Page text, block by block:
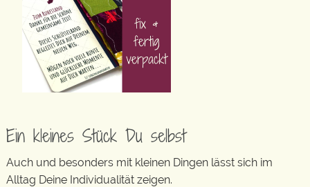
Ein kleines Stück Du selbst
Auch und besonders mit kleinen Dingen lässt sich im
Alltag Deine Individualität zeigen.